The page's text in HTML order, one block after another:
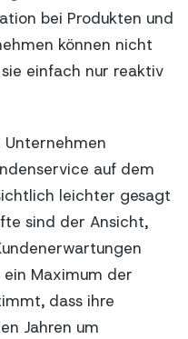
bei Produkten und
können nicht
einfach nur reaktiv
Unternehmen
auf dem
leichter gesagt
sind der Ansicht,
Maximum der
dass ihre
Jahren um